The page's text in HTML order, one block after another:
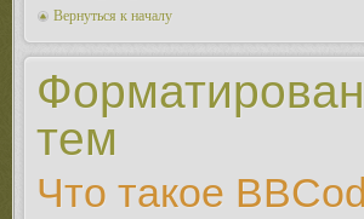
Вернуться к началу
тем
Что такое